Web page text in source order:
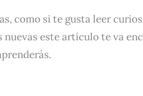
como si te gusta leer
nuevas este artículo te va